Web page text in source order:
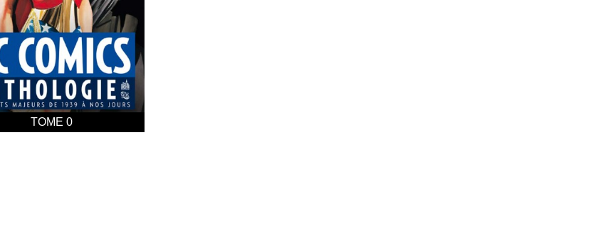
TOME 0